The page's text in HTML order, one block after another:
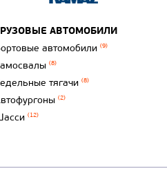
АВТОМОБИЛИ
автомобили (9)
(8)
тягачи (8)
(2)
(12)